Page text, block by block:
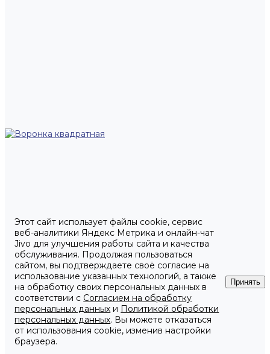
Этот сайт использует файлы cookie, сервис
веб-аналитики Яндекс Метрика и онлайн-чат
Jivo для улучшения работы сайта и качества
обслуживания. Продолжая пользоваться
сайтом, вы подтверждаете своё согласие на
использование указанных технологий, а также
на обработку своих персональных данных в
соответствии с Согласием на обработку
персональных данных и Политикой обработки
персональных данных. Вы можете отказаться
от использования cookie, изменив настройки
браузера.
Принять